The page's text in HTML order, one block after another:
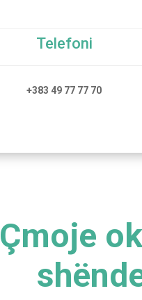
Telefoni
+383 49 77 77 70
Çmoje